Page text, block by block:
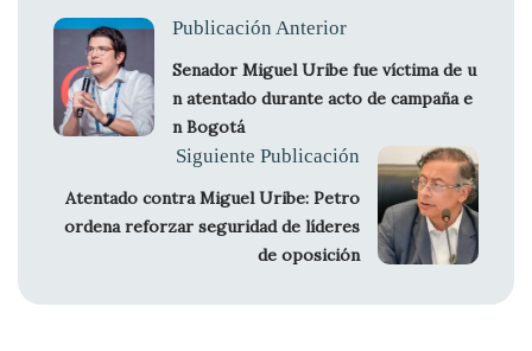
Publicación Anterior
Senador Miguel Uribe fue víctima de u
n atentado durante acto de campaña e
n Bogotá
Siguiente Publicación
Atentado contra Miguel Uribe: Petro
ordena reforzar seguridad de líderes
de oposición